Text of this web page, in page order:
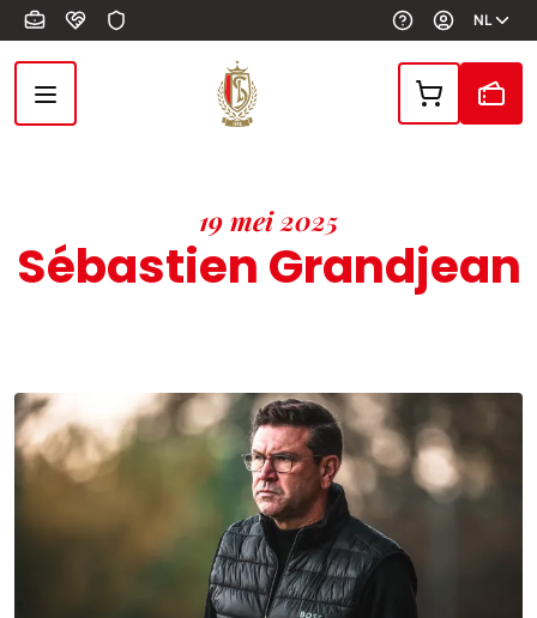
Overslaan en naar de inhoud gaan NL
19 mei 2025
Sébastien Grandjean